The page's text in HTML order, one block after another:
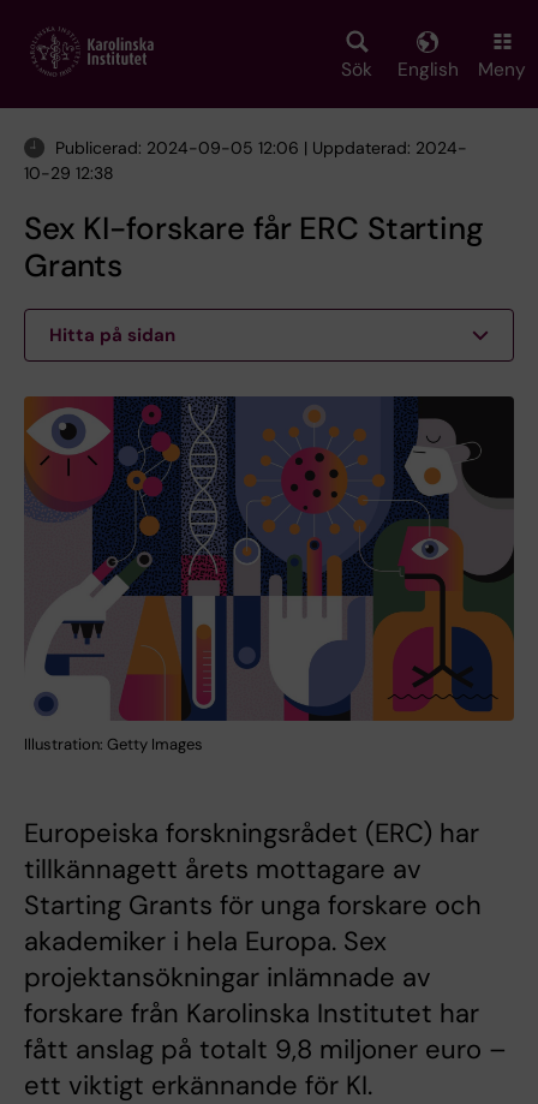
main
Sök English Meny
Publicerad: 2024-09-05 12:06 | Uppdaterad: 2024-
10-29 12:38
Sex KI-forskare får ERC Starting
Grants
Hitta på sidan
Illustration: Getty Images
Europeiska forskningsrådet (ERC) har
tillkännagett årets mottagare av
Starting Grants för unga forskare och
akademiker i hela Europa. Sex
projektansökningar inlämnade av
forskare från Karolinska Institutet har
fått anslag på totalt 9,8 miljoner euro –
ett viktigt erkännande för KI.